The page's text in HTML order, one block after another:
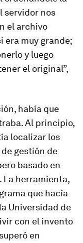
servidor nos
el archivo
era muy grande;
y luego
el original”,
había que
Al principio,
localizar los
gestión de
basado en
La herramienta,
que hacía
Universidad de
con el invento
en